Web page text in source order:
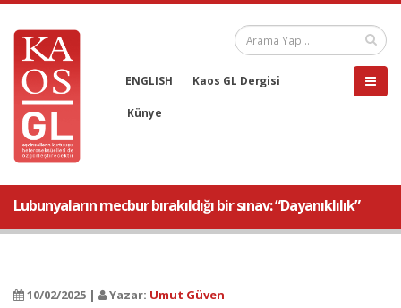
ENGLISH Kaos GL Dergisi
Künye
Lubunyaların mecbur bırakıldığı bir sınav: “Dayanıklılık”
10/02/2025 | Yazar: Umut Güven